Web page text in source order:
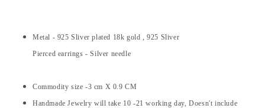
Metal - 925 Sliver plated 18k gold , 925 Sliver
Pierced earrings - Silver needle
Commodity size -3 cm X 0.9 CM
Handmade Jewelry will take 10 -21 working day, Doesn't include